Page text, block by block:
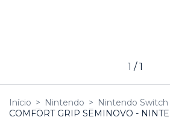
1 /1
Início > Nintendo > Nintendo Switch
COMFORT GRIP SEMINOVO -